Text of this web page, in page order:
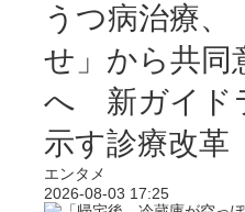
うつ病治療、
せ」から共同
へ 新ガイド
示す診療改革
エンタメ
2026-08-03 17:25